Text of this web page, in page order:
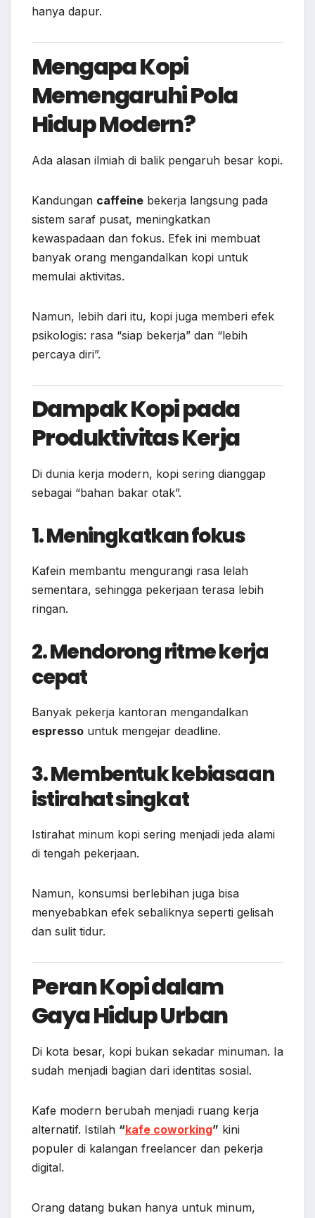
hanya dapur.
Mengapa Kopi
Memengaruhi Pola
Hidup Modern?
Ada alasan ilmiah di balik pengaruh besar kopi.
Kandungan caffeine bekerja langsung pada
sistem saraf pusat, meningkatkan
kewaspadaan dan fokus. Efek ini membuat
banyak orang mengandalkan kopi untuk
memulai aktivitas.
Namun, lebih dari itu, kopi juga memberi efek
psikologis: rasa “siap bekerja” dan “lebih
percaya diri”.
Dampak Kopi pada
Produktivitas Kerja
Di dunia kerja modern, kopi sering dianggap
sebagai “bahan bakar otak”.
1. Meningkatkan fokus
Kafein membantu mengurangi rasa lelah
sementara, sehingga pekerjaan terasa lebih
ringan.
2. Mendorong ritme kerja
cepat
Banyak pekerja kantoran mengandalkan
espresso untuk mengejar deadline.
3. Membentuk kebiasaan
istirahat singkat
Istirahat minum kopi sering menjadi jeda alami
di tengah pekerjaan.
Namun, konsumsi berlebihan juga bisa
menyebabkan efek sebaliknya seperti gelisah
dan sulit tidur.
Peran Kopi dalam
Gaya Hidup Urban
Di kota besar, kopi bukan sekadar minuman. Ia
sudah menjadi bagian dari identitas sosial.
Kafe modern berubah menjadi ruang kerja
alternatif. Istilah “kafe coworking” kini
populer di kalangan freelancer dan pekerja
digital.
Orang datang bukan hanya untuk minum,